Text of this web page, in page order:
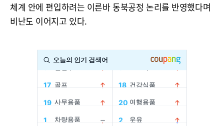
체계 안에 편입하려는 이른바 동북공정 논리를 반영했다며
비난도 이어지고 있다.